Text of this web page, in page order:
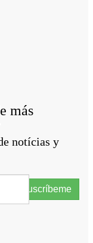
más
notícias y
Suscríbeme